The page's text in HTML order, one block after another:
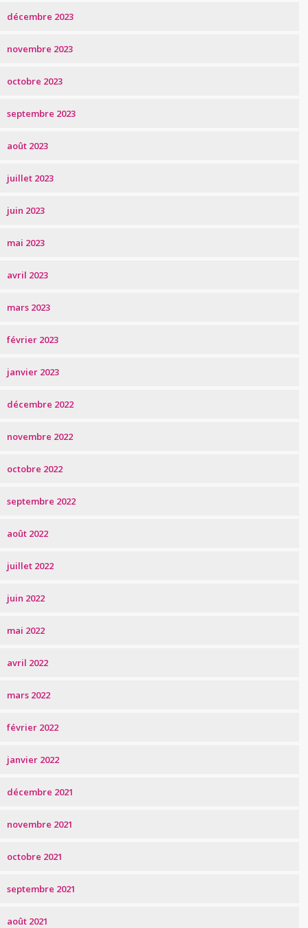
décembre 2023
novembre 2023
octobre 2023
septembre 2023
août 2023
juillet 2023
juin 2023
mai 2023
avril 2023
mars 2023
février 2023
janvier 2023
décembre 2022
novembre 2022
octobre 2022
septembre 2022
août 2022
juillet 2022
juin 2022
mai 2022
avril 2022
mars 2022
février 2022
janvier 2022
décembre 2021
novembre 2021
octobre 2021
septembre 2021
août 2021